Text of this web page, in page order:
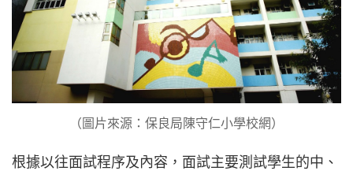
（圖片來源：保良局陳守仁小學校網）
根據以往面試程序及內容，面試主要測試學生的中、